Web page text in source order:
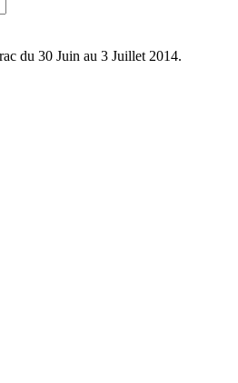
du 30 Juin au 3 Juillet 2014.